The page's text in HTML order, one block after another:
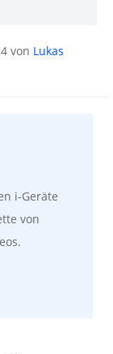
von Lukas
i-Geräte
von